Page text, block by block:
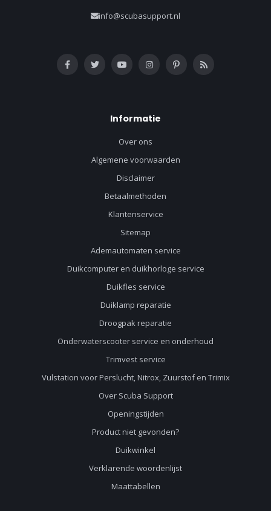
info@scubasupport.nl
Informatie
Over ons
Algemene voorwaarden
Disclaimer
Betaalmethoden
Klantenservice
Sitemap
Ademautomaten service
Duikcomputer en duikhorloge service
Duikfles service
Duiklamp reparatie
Droogpak reparatie
Onderwaterscooter service en onderhoud
Trimvest service
Vulstation voor Perslucht, Nitrox, Zuurstof en Trimix
Over Scuba Support
Openingstijden
Product niet gevonden?
Duikwinkel
Verklarende woordenlijst
Maattabellen